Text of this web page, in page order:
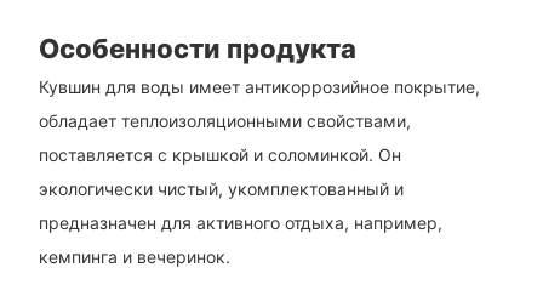
Особенности продукта
Кувшин для воды имеет антикоррозийное покрытие,
обладает теплоизоляционными свойствами,
поставляется с крышкой и соломинкой. Он
экологически чистый, укомплектованный и
предназначен для активного отдыха, например,
кемпинга и вечеринок.